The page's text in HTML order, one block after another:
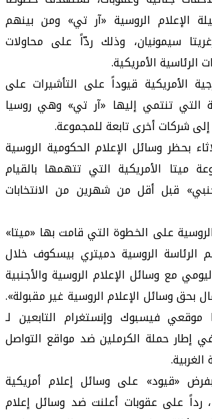
الإعلام الروسية «آر تي» ومن بينهم
سيمونيان، وذلك ردّاً على محاولات
الرئاسية الأمريكية.
الأمريكية قيوداً على التأشيرات على
التي تنتمي إليها «آر تي» وهي روسيا
إلى شركات أخرى تابعة للمجموعة.
بحظر وسائل الإعلام الحكومية الروسية
ميتا الأمريكية التي تتهمها بالقيام
قبل أقل من شهرين من الانتخابات
على الخطوة التي قامت بها «ميتا»
الرئاسة الروسية دميتري بيسكوف خلال
مع وسائل الإعلام الروسية والأجنبية
بحق وسائل الإعلام الروسية غير مقبولة».
فيسبوك وإنستغرام التابعين لـ
منذ 2022 في إطار حملة الكرملين ضد مواقع التواصل
«قيود» على وسائل إعلام أمريكية
رداً على عقوبات أعلنت ضد وسائل إعلام